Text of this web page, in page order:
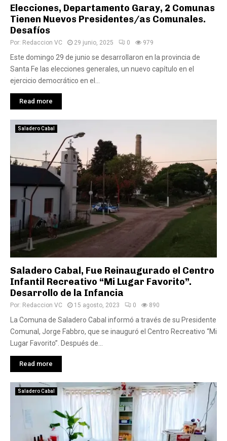
Elecciones, Departamento Garay, 2 Comunas
Tienen Nuevos Presidentes/as Comunales.
Desafíos
Por: Redaccion VC 29 junio, 2025 0 979
Este domingo 29 de junio se desarrollaron en la provincia de
Santa Fe las elecciones generales, un nuevo capítulo en el
ejercicio democrático en el...
Read more
Saladero Cabal
Saladero Cabal, Fue Reinaugurado el Centro
Infantil Recreativo “Mi Lugar Favorito”.
Desarrollo de la Infancia
Por: Redaccion VC 15 agosto, 2023 0 890
La Comuna de Saladero Cabal informó a través de su Presidente
Comunal, Jorge Fabbro, que se inauguró el Centro Recreativo “Mi
Lugar Favorito”. Después de...
Read more
Saladero Cabal